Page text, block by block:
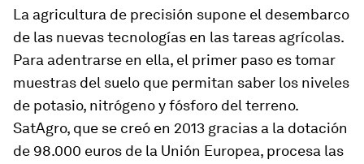
La agricultura de precisión supone el desembarco
de las nuevas tecnologías en las tareas agrícolas.
Para adentrarse en ella, el primer paso es tomar
muestras del suelo que permitan saber los niveles
de potasio, nitrógeno y fósforo del terreno.
SatAgro, que se creó en 2013 gracias a la dotación
de 98.000 euros de la Unión Europea, procesa las